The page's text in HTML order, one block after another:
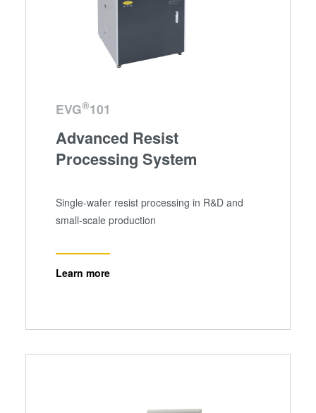
EVG®101
Advanced Resist
Processing System
Single-wafer resist processing in R&D and
small-scale production
Learn more